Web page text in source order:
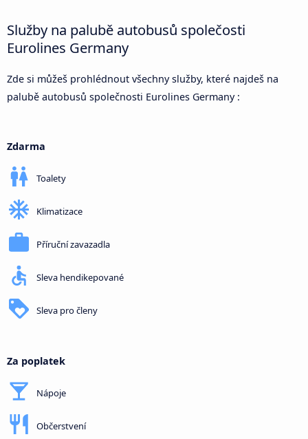
Služby na palubě autobusů společosti
Eurolines Germany
Zde si můžeš prohlédnout všechny služby, které najdeš na
palubě autobusů společnosti Eurolines Germany :
Zdarma
Toalety
Klimatizace
Příruční zavazadla
Sleva hendikepované
Sleva pro členy
Za poplatek
Nápoje
Občerstvení